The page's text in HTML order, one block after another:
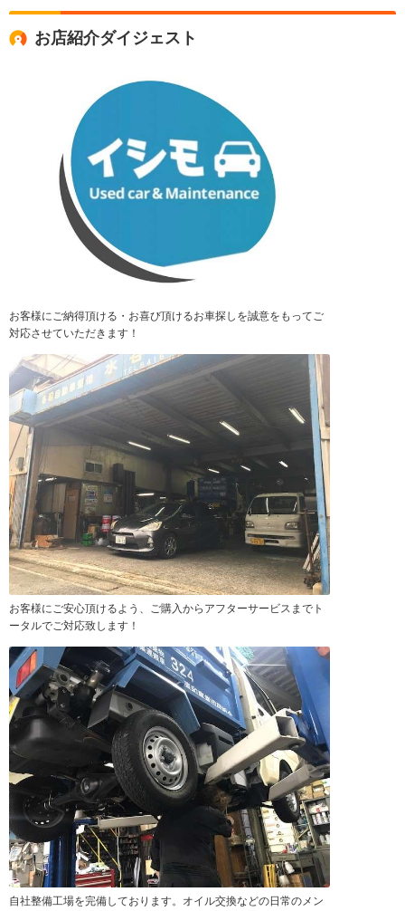
お店紹介ダイジェスト
お客様にご納得頂ける・お喜び頂けるお車探しを誠意をもってご
対応させていただきます！
お客様にご安心頂けるよう、ご購入からアフターサービスまでト
ータルでご対応致します！
自社整備工場を完備しております。オイル交換などの日常のメン